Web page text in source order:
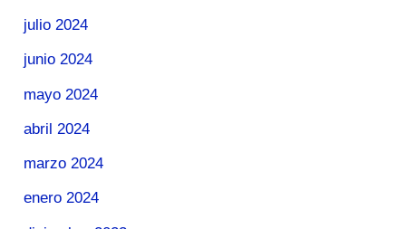
julio 2024
junio 2024
mayo 2024
abril 2024
marzo 2024
enero 2024